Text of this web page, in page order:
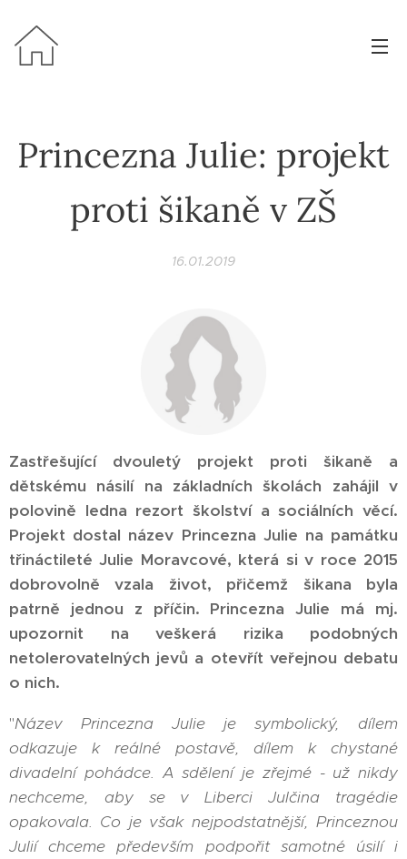
Princezna Julie: projekt
proti šikaně v ZŠ
16.01.2019
Zastřešující dvouletý projekt proti šikaně a
dětskému násilí na základních školách zahájil v
polovině ledna rezort školství a sociálních věcí.
Projekt dostal název Princezna Julie na památku
třináctileté Julie Moravcové, která si v roce 2015
dobrovolně vzala život, přičemž šikana byla
patrně jednou z příčin. Princezna Julie má mj.
upozornit na veškerá rizika podobných
netolerovatelných jevů a otevřít veřejnou debatu
o nich.
"Název Princezna Julie je symbolický, dílem
odkazuje k reálné postavě, dílem k chystané
divadelní pohádce. A sdělení je zřejmé - už nikdy
nechceme, aby se v Liberci Julčina tragédie
opakovala. Co je však nejpodstatnější, Princeznou
Julií chceme především podpořit samotné úsilí i